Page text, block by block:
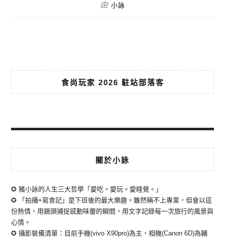
由 小詠
食尚玩家 2026 駐站部落客
關於小詠
✪ 豬小詠的人生三大哲學「愛吃。愛玩。愛睡覺。」
✪ 「拍攝+寫食記」是下班後的最大樂趣。雖然稱不上專業，但會以這
份熱情，用鏡頭捕捉感動味蕾的瞬間，用文字記錄每一次旅行的風景與
心情。
✪ 攝影裝備清單：目前手機(vivo X90pro)為主，相機(Canon 6D)為輔